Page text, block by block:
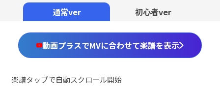
通常ver 初心者ver
動画プラスでMVに合わせて楽譜を表示
楽譜タップで自動スクロール開始